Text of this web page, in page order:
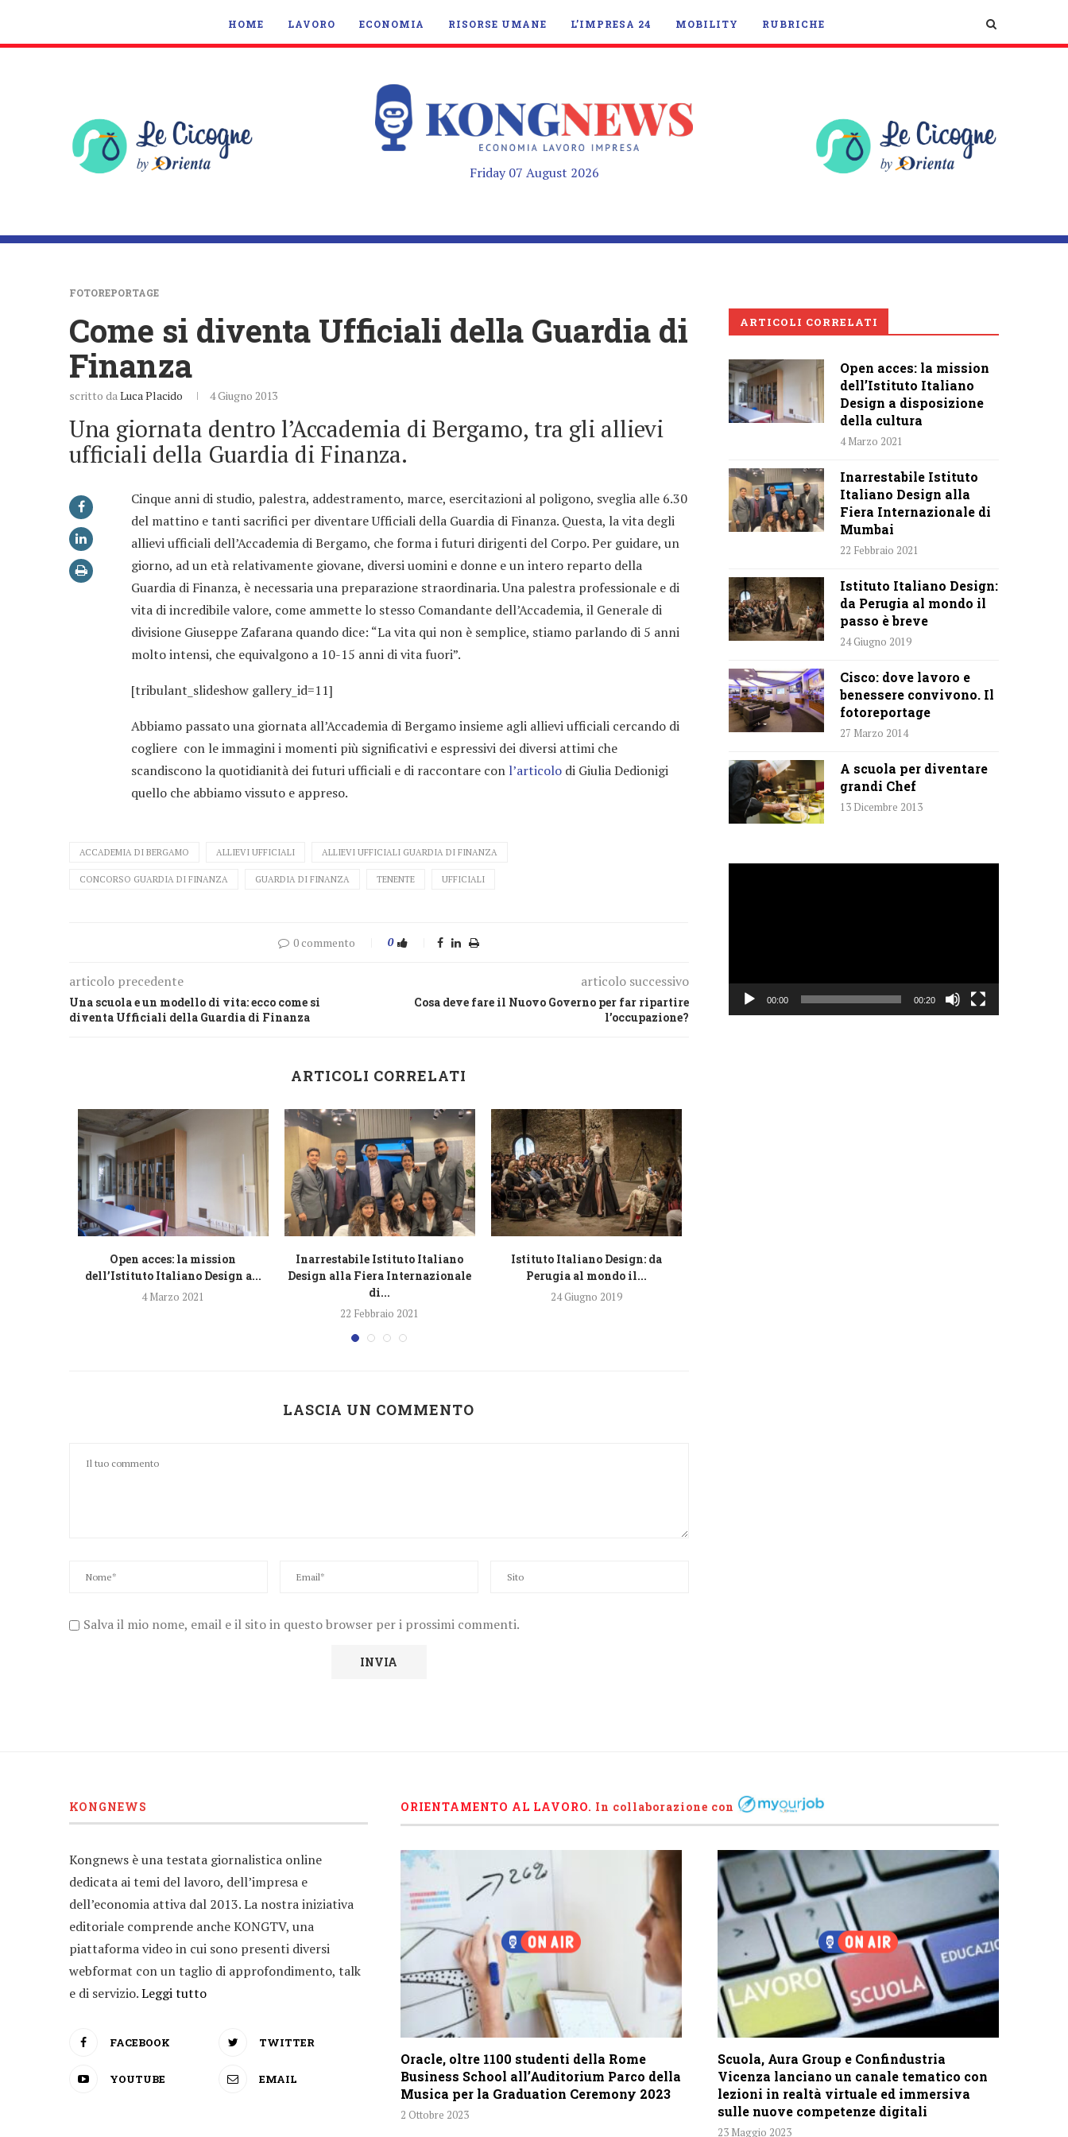
HOME LAVORO ECONOMIA RISORSE UMANE L’IMPRESA 24 MOBILITY RUBRICHE
Friday 07 August 2026
FOTOREPORTAGE
Come si diventa Ufficiali della Guardia di
Finanza
scritto daLuca Placido 4 Giugno 2013
Una giornata dentro l’Accademia di Bergamo, tra gli allievi
ufficiali della Guardia di Finanza.
Cinque anni di studio, palestra, addestramento, marce, esercitazioni al poligono, sveglia alle 6.30
del mattino e tanti sacrifici per diventare Ufficiali della Guardia di Finanza. Questa, la vita degli
allievi ufficiali dell’Accademia di Bergamo, che forma i futuri dirigenti del Corpo. Per guidare, un
giorno, ad un età relativamente giovane, diversi uomini e donne e un intero reparto della
Guardia di Finanza, è necessaria una preparazione straordinaria. Una palestra professionale e di
vita di incredibile valore, come ammette lo stesso Comandante dell’Accademia, il Generale di
divisione Giuseppe Zafarana quando dice: “La vita qui non è semplice, stiamo parlando di 5 anni
molto intensi, che equivalgono a 10-15 anni di vita fuori”.
[tribulant_slideshow gallery_id=11]
Abbiamo passato una giornata all’Accademia di Bergamo insieme agli allievi ufficiali cercando di
cogliere con le immagini i momenti più significativi e espressivi dei diversi attimi che
scandiscono la quotidianità dei futuri ufficiali e di raccontare con l’articolodi Giulia Dedionigi
quello che abbiamo vissuto e appreso.
ACCADEMIA DI BERGAMO ALLIEVI UFFICIALI ALLIEVI UFFICIALI GUARDIA DI FINANZA
CONCORSO GUARDIA DI FINANZA GUARDIA DI FINANZA TENENTE UFFICIALI
0 commento 0
articolo precedente
Una scuola e un modello di vita: ecco come si
diventa Ufficiali della Guardia di Finanza
articolo successivo
Cosa deve fare il Nuovo Governo per far ripartire
l’occupazione?
ARTICOLI CORRELATI
Open acces: la mission
dell’Istituto Italiano Design a...
4 Marzo 2021
Inarrestabile Istituto Italiano
Design alla Fiera Internazionale
di...
22 Febbraio 2021
Istituto Italiano Design: da
Perugia al mondo il...
24 Giugno 2019
LASCIA UN COMMENTO
Salva il mio nome, email e il sito in questo browser per i prossimi commenti.
ARTICOLI CORRELATI
Open acces: la mission
dell’Istituto Italiano
Design a disposizione
della cultura
4 Marzo 2021
Inarrestabile Istituto
Italiano Design alla
Fiera Internazionale di
Mumbai
22 Febbraio 2021
Istituto Italiano Design:
da Perugia al mondo il
passo è breve
24 Giugno 2019
Cisco: dove lavoro e
benessere convivono. Il
fotoreportage
27 Marzo 2014
A scuola per diventare
grandi Chef
13 Dicembre 2013
00:00 00:20
KONGNEWS
Kongnews è una testata giornalistica online
dedicata ai temi del lavoro, dell’impresa e
dell’economia attiva dal 2013. La nostra iniziativa
editoriale comprende anche KONGTV, una
piattaforma video in cui sono presenti diversi
webformat con un taglio di approfondimento, talk
e di servizio.Leggi tutto
FACEBOOK TWITTER
YOUTUBE EMAIL
ORIENTAMENTO AL LAVORO. In collaborazione con
Oracle, oltre 1100 studenti della Rome
Business School all’Auditorium Parco della
Musica per la Graduation Ceremony 2023
2 Ottobre 2023
Scuola, Aura Group e Confindustria
Vicenza lanciano un canale tematico con
lezioni in realtà virtuale ed immersiva
sulle nuove competenze digitali
23 Maggio 2023